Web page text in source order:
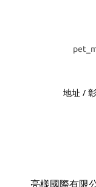
地址 /
亮樣國際有限